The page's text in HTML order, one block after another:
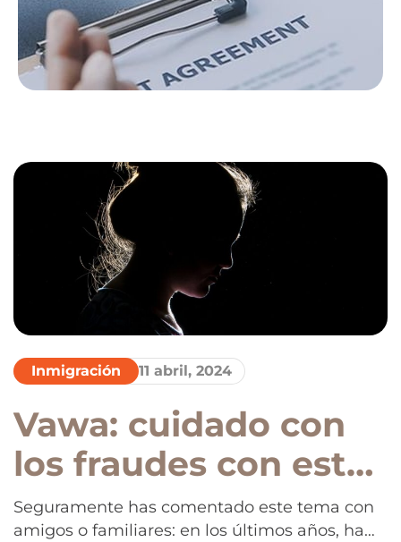
Inmigración 11 abril, 2024
Vawa: cuidado con
los fraudes con esta
visa
Seguramente has comentado este tema con
amigos o familiares: en los últimos años, ha